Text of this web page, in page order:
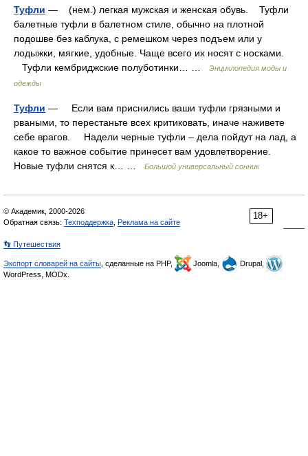
Туфли — (нем.) легкая мужская и женская обувь. Туфли
балетные туфли в балетном стиле, обычно на плотной
подошве без каблука, с ремешком через подъем или у
лодыжки, мягкие, удобные. Чаще всего их носят с носками.
Туфли кембриджские полуботинки… …
Энциклопедия моды и
одежды
Туфли — Если вам приснились ваши туфли грязными и
рваными, то перестаньте всех критиковать, иначе наживете
себе врагов. Надели черные туфли – дела пойдут на лад, а
какое то важное событие принесет вам удовлетворение.
Новые туфли снятся к… …
Большой универсальный сонник
18+
© Академик, 2000-2026
Обратная связь: Техподдержка Реклама на сайте
👣 Путешествия
Экспорт словарей на сайты , сделанные на PHP, Joomla,
Drupal,
WordPress, MODx.